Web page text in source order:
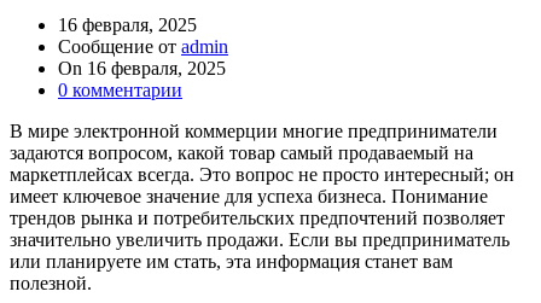
16 февраля, 2025
Сообщение от admin
On 16 февраля, 2025
0 комментарии
В мире электронной коммерции многие предприниматели
задаются вопросом, какой товар самый продаваемый на
маркетплейсах всегда. Это вопрос не просто интересный; он
имеет ключевое значение для успеха бизнеса. Понимание
трендов рынка и потребительских предпочтений позволяет
значительно увеличить продажи. Если вы предприниматель
или планируете им стать, эта информация станет вам
полезной.